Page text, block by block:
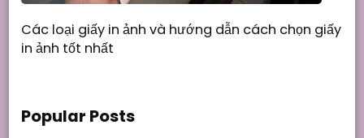
Các loại giấy in ảnh và hướng dẫn cách chọn giấy
in ảnh tốt nhất
Popular Posts